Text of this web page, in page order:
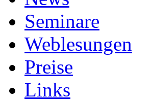
Seminare
Weblesungen
Preise
Links